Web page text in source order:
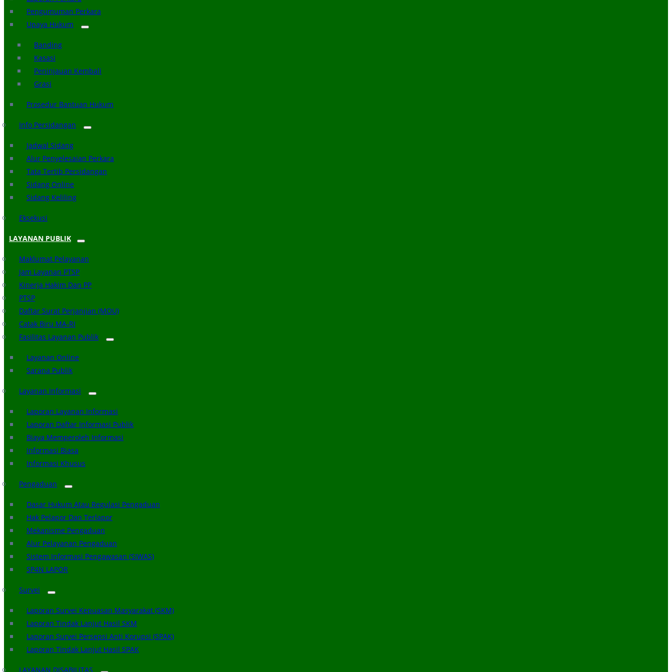
Pengumuman Perkara
Upaya Hukum
Banding
Kasasi
Peninjauan Kembali
Grasi
Prosedur Bantuan Hukum
Info Persidangan
Jadwal Sidang
Alur Penyelesaian Perkara
Tata Tertib Persidangan
Sidang Online
Sidang Keliling
Eksekusi
LAYANAN PUBLIK
Maklumat Pelayanan
Jam Layanan PTSP
Kinerja Hakim Dan PP
PTSP
Daftar Surat Perjanjian (MOU)
Catak Biru MA-RI
Fasilitas Layanan Publik
Layanan Online
Sarana Publik
Layanan Informasi
Laporan Layanan Informasi
Laporan Daftar Informasi Publik
Biaya Memperoleh Informasi
Informasi Biasa
Informasi Khusus
Pengaduan
Dasar Hukum Atau Regulasi Pengaduan
Hak Pelapor Dan Terlapor
Mekanisme Pengaduan
Alur Pelayanan Pengaduan
Sistem Informasi Pengawasan (SIWAS)
SP4N LAPOR
Survei
Laporan Survei Kepuasan Masyarakat (SKM)
Laporan Tindak Lanjut Hasil SKM
Laporan Survei Persepsi Anti Korupsi (SPAK)
Laporan Tindak Lanjut Hasil SPAK
LAYANAN DISABILITAS